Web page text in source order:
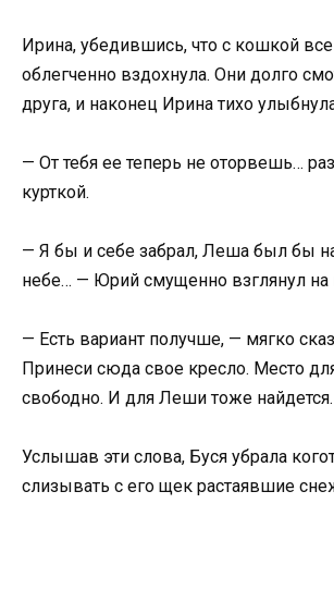
Ирина, убедившись, что с кошкой
облегченно вздохнула. Они долго
друга, и наконец Ирина тихо
— От тебя ее теперь не оторвешь…
курткой.
— Я бы и себе забрал, Леша был бы
небе… — Юрий смущенно взглянул на
— Есть вариант получше, — мягко
Принеси сюда свое кресло. Место
свободно. И для Леши тоже найдется.
Услышав эти слова, Буся убрала
слизывать с его щек растаявшие